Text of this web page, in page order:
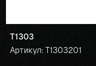
T1303
Артикул: T1303201